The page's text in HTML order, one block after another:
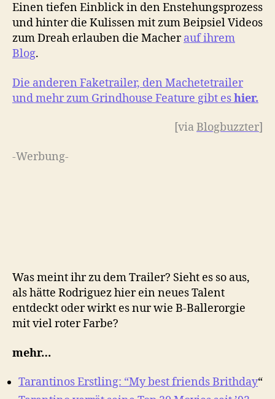
Einen tiefen Einblick in den Enstehungsprozess
und hinter die Kulissen mit zum Beipsiel Videos
zum Dreah erlauben die Macherauf ihrem
Blog.
Die anderen Faketrailer, den Machetetrailer
und mehr zum Grindhouse Feature gibt eshier.
[viaBlogbuzzter]
-Werbung-
Was meint ihr zu dem Trailer? Sieht es so aus,
als hätte Rodriguez hier ein neues Talent
entdeckt oder wirkt es nur wie B-Ballerorgie
mit viel roter Farbe?
mehr…
Tarantinos Erstling: “My best friends Brithday“